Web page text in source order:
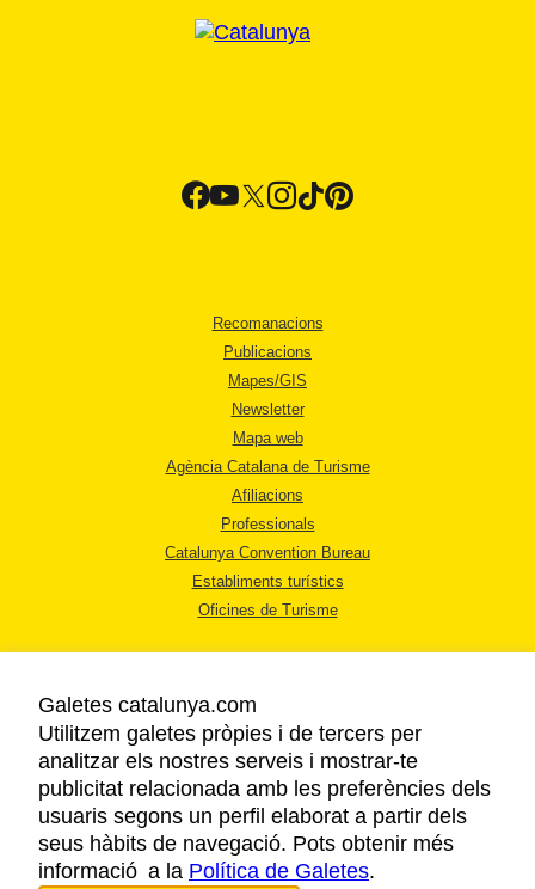
Recomanacions
Publicacions
Mapes/GIS
Newsletter
Mapa web
Agència Catalana de Turisme
Afiliacions
Professionals
Catalunya Convention Bureau
Establiments turístics
Oficines de Turisme
AVÍS LEGAL
POLÍTICA DE PRIVACITAT
COOKIES
ACCESSIBILITAT
Galetes catalunya.com
Utilitzem galetes pròpies i de tercers per
analitzar els nostres serveis i mostrar-te
publicitat relacionada amb les preferències dels
usuaris segons un perfil elaborat a partir dels
seus hàbits de navegació. Pots obtenir més
informació a la Política de Galetes.